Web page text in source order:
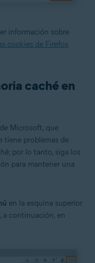
información sobre
cookies de Firefox
caché en
Microsoft, que
tiene problemas de
por lo tanto, siga los
para mantener una
en la esquina superior
a continuación, en